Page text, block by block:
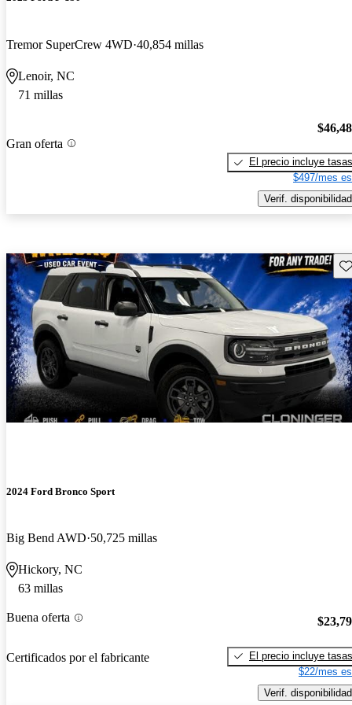
Tremor SuperCrew 4WD 40,854 millas
Lenoir, NC
71 millas
Gran oferta
El precio incluye tasas
$497/mes
Verif. disponibilidad
2024 Ford Bronco Sport
Big Bend AWD 50,725 millas
Hickory, NC
63 millas
Buena oferta
Certificados por el fabricante
El precio incluye tasas
$22/mes
Verif. disponibilidad